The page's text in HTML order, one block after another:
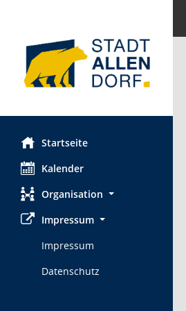
Startseite
Kalender
Organisation
Impressum
Impressum
Datenschutz